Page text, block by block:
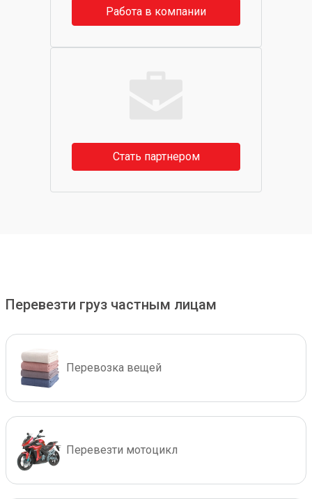
Работа в компании
Стать партнером
Перевезти груз частным лицам
Перевозка вещей
Перевезти мотоцикл